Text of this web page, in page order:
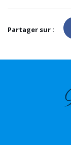
Partager sur :